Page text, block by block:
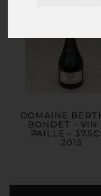
DOMAINE
BONDET - VIN
PAILLE -
2015